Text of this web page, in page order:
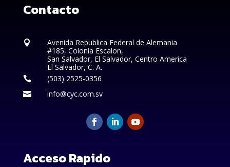
Contacto

Avenida Republica Federal de Alemania
#185, Colonia Escalon,
San Salvador, El Salvador, Centro America
El Salvador, C. A.
 (503) 2525-0356
 info@cyc.com.sv
Acceso Rapido